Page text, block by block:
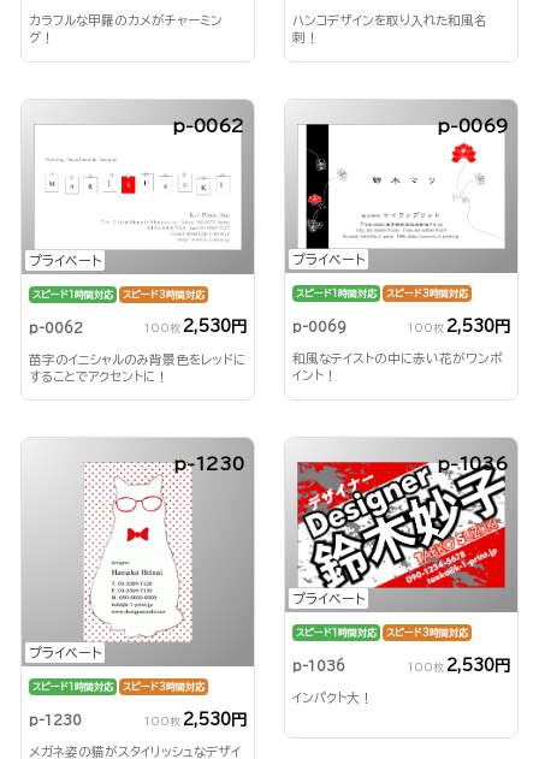
カラフルな甲羅のカメがチャーミン
グ！
ハンコデザインを取り入れた和風名
刺！
プライベート
p-0062
スピード1時間対応 スピード3時間対応
p-0062 100枚 2,530円
苗字のイニシャルのみ背景色をレッドに
することでアクセントに！
プライベート
p-0069
スピード1時間対応 スピード3時間対応
p-0069 100枚 2,530円
和風なテイストの中に赤い花がワンポ
イント！
プライベート
p-1230
スピード1時間対応 スピード3時間対応
p-1230 100枚 2,530円
メガネ姿の猫がスタイリッシュなデザイ
プライベート
p-1036
スピード1時間対応 スピード3時間対応
p-1036 100枚 2,530円
インパクト大！